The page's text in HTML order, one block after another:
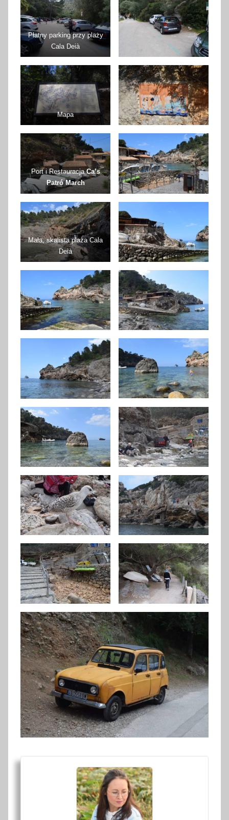
Płatny parking przy plaży
Cala Deià
Mapa
Port i RestauracjaCa’s
Patró March
Mała, skalista plaża Cala
Deià